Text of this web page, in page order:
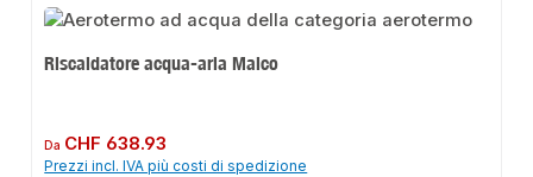
Riscaldatore acqua-aria Maico
Prezzo normale:
Da CHF 638.93
Prezzi incl. IVA più costi di spedizione